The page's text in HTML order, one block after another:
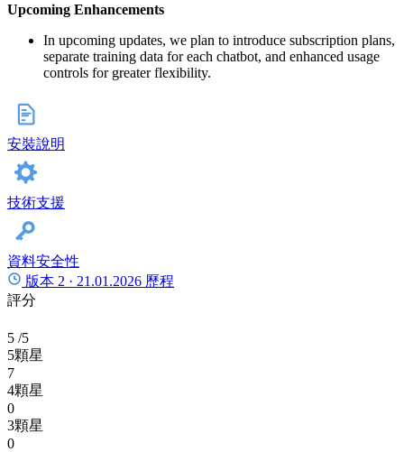
Upcoming Enhancements
In upcoming updates, we plan to introduce subscription plans,
separate training data for each chatbot, and enhanced usage
controls for greater flexibility.
安裝說明
技術支援
資料安全性
版本 2 · 21.01.2026 歷程
評分
5 /5
5顆星
7
4顆星
0
3顆星
0